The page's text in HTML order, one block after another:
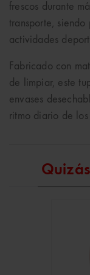
frescos durante
transporte,
actividades
Fabricado con
de limpiar, este
envases
ritmo diario de los